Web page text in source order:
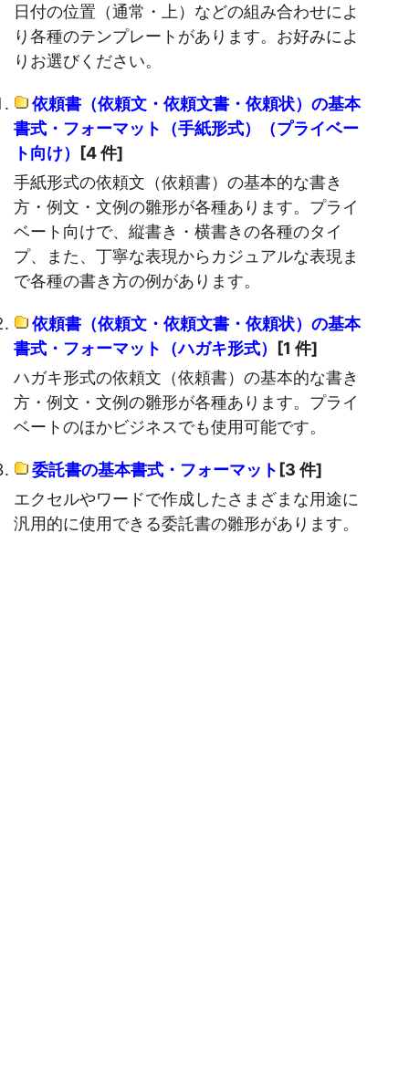
日付の位置（通常・上）などの組み合わせによ
り各種のテンプレートがあります。お好みによ
りお選びください。
依頼書（依頼文・依頼文書・依頼状）の基本
書式・フォーマット（手紙形式）（プライベー
ト向け） [4 件]
手紙形式の依頼文（依頼書）の基本的な書き
方・例文・文例の雛形が各種あります。プライ
ベート向けで、縦書き・横書きの各種のタイ
プ、また、丁寧な表現からカジュアルな表現ま
で各種の書き方の例があります。
依頼書（依頼文・依頼文書・依頼状）の基本
書式・フォーマット（ハガキ形式） [1 件]
ハガキ形式の依頼文（依頼書）の基本的な書き
方・例文・文例の雛形が各種あります。プライ
ベートのほかビジネスでも使用可能です。
委託書の基本書式・フォーマット [3 件]
エクセルやワードで作成したさまざまな用途に
汎用的に使用できる委託書の雛形があります。